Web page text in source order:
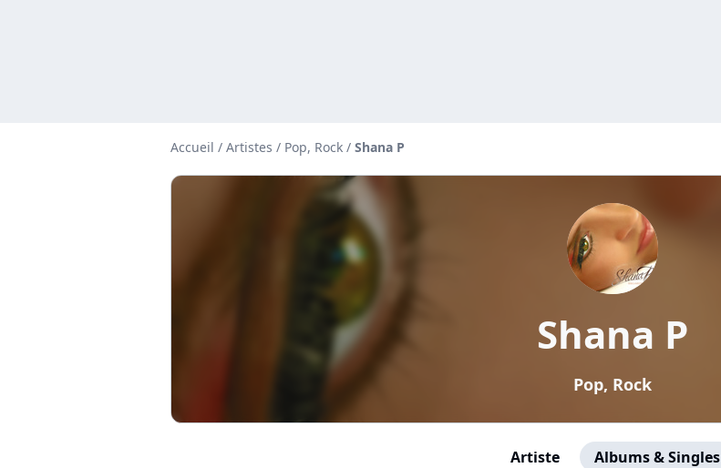
Accueil / Artistes / Pop, Rock / Shana P
Shana P
Pop, Rock
Artiste Albums & Singles